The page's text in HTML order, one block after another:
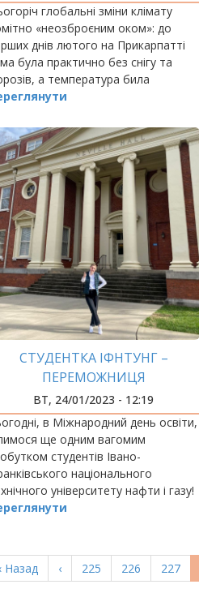
глобальні зміни клімату
«неозброєним оком»: до
днів лютого на Прикарпатті
була практично без снігу та
а температура била
рекорди.
СТУДЕНТКА ІФНТУНГ –
ПЕРЕМОЖНИЦЯ
АМЕРИКАНСЬКОЇ ПРОГРАМИ
ОБМІНУ GLOBAL UGRAD
ВТ, 24/01/2023 - 12:19
в Міжнародний день освіти,
ще одним вагомим
студентів Івано-
національного
університету нафти і газу!
Назад
Попередня
сторінка
‹ Page
225 Page
226 Page
227